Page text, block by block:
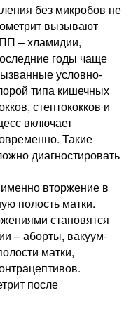
без микробов не
вызывают
– хламидии,
годы чаще
условно-
типа кишечных
стептококков и
включает
Такие
диагностировать
вторжение в
полость матки.
становятся
– аборты, вакуум-
матки,
после